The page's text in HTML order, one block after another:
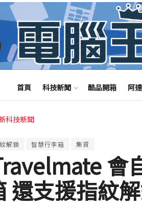
首頁 科技新聞 酷品開箱 阿
科技新聞
解鎖 智慧行李箱 集資
會
還支援指紋